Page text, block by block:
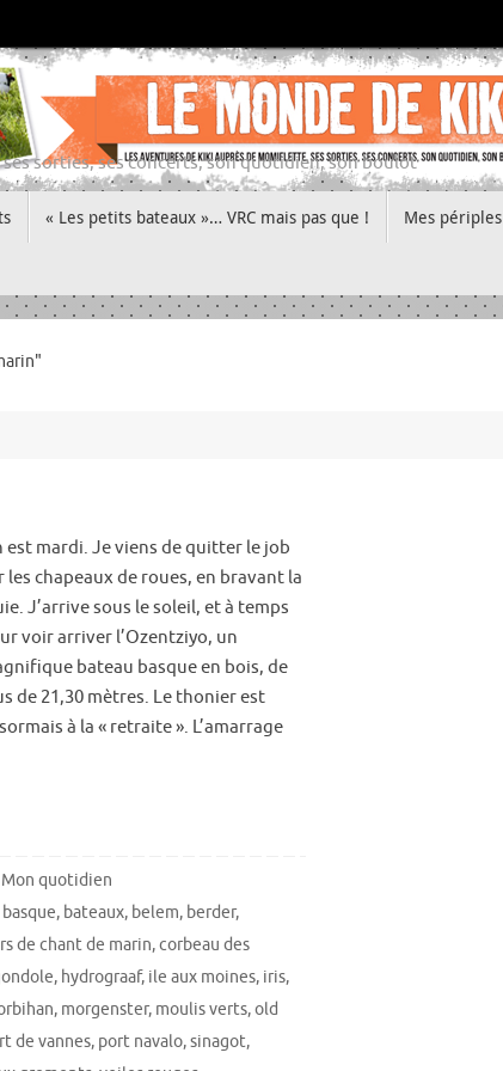
sorties, ses concerts, son quotidien, son boulot
« Les petits bateaux »… VRC mais pas que ! Mes périples
est mardi. Je viens de quitter le job
les chapeaux de roues, en bravant la
J’arrive sous le soleil, et à temps
voir arriver l’Ozentziyo, un
bateau basque en bois, de
de 21,30 mètres. Le thonier est
à la « retraite ». L’amarrage
Mon quotidien
basque, bateaux, belem, berder,
de chant de marin,corbeau des
, hydrograaf, ile aux moines, iris,
, morgenster, moulis verts,old
de vannes, port navalo,sinagot,